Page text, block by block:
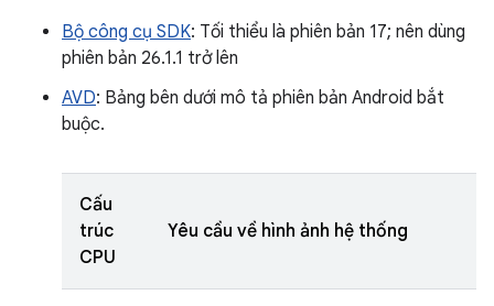
Bộ công cụ SDK: Tối thiểu là phiên bản 17; nên dùng
phiên bản 26.1.1 trở lên
AVD: Bảng bên dưới mô tả phiên bản Android bắt
buộc.
Cấu
trúc
CPU
Yêu cầu về hình ảnh hệ thống